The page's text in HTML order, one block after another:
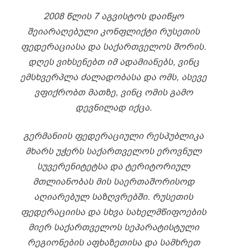
2008 ᲬᲚᲘᲡ 7 ᲐᲒᲕᲘᲡᲢᲝᲡ ᲓᲐᲘᲬᲧᲝ
ᲨᲔᲘᲐᲠᲐᲦᲔᲑᲣᲚᲘ ᲙᲝᲜᲤᲚᲘᲥᲢᲘ ᲠᲣᲡᲔᲗᲘᲡ
ᲤᲔᲓᲔᲠᲐᲪᲘᲐᲡᲐ ᲓᲐ ᲡᲐᲥᲐᲠᲗᲕᲔᲚᲝᲡ ᲨᲝᲠᲘᲡ.
ᲓᲦᲔᲡ ᲕᲘᲮᲡᲔᲜᲔᲑᲗ ᲘᲛ ᲐᲓᲐᲛᲘᲐᲜᲔᲑᲡ, ᲕᲘᲜᲪ
ᲔᲛᲡᲮᲕᲔᲠᲞᲚᲐ ᲫᲐᲚᲐᲓᲝᲑᲐᲡᲐ ᲓᲐ ᲝᲛᲡ, ᲐᲡᲔᲕᲔ
ᲕᲤᲘᲥᲠᲝᲑᲗ ᲛᲐᲗᲖᲔ, ᲕᲘᲜᲪ ᲝᲛᲘᲡ ᲒᲐᲛᲝ
ᲓᲔᲕᲜᲘᲚᲐᲓ ᲘᲥᲪᲐ.
ᲒᲔᲠᲛᲐᲜᲘᲘᲡ ᲤᲔᲓᲔᲠᲐᲪᲘᲣᲚᲘ ᲠᲔᲡᲞᲣᲑᲚᲘᲙᲐ
ᲛᲮᲐᲠᲡ ᲣᲭᲔᲠᲡ ᲡᲐᲥᲐᲠᲗᲕᲔᲚᲝᲡ ᲔᲠᲝᲕᲜᲣᲚ
ᲡᲣᲕᲔᲠᲔᲜᲘᲢᲔᲢᲡᲐ ᲓᲐ ᲢᲔᲠᲘᲢᲝᲠᲘᲣᲚ
ᲛᲗᲚᲘᲐᲜᲝᲑᲐᲡ ᲛᲘᲡ ᲡᲐᲔᲠᲗᲐᲨᲝᲠᲘᲡᲝᲓ
ᲐᲦᲘᲐᲠᲔᲑᲣᲚ ᲡᲐᲖᲦᲕᲠᲔᲑᲨᲘ. ᲠᲣᲡᲔᲗᲘᲡ
ᲤᲔᲓᲔᲠᲐᲪᲘᲘᲡᲐ ᲓᲐ ᲡᲮᲕᲐ ᲡᲐᲮᲔᲚᲛᲬᲘᲤᲝᲔᲑᲘᲡ
ᲛᲘᲔᲠ ᲡᲐᲥᲐᲠᲗᲕᲔᲚᲝᲡ ᲡᲔᲞᲐᲠᲐᲢᲘᲡᲢᲣᲚᲘ
ᲠᲔᲒᲘᲝᲜᲔᲑᲘᲡ ᲐᲤᲮᲐᲖᲔᲗᲘᲡᲐ ᲓᲐ ᲡᲐᲛᲮᲠᲔᲗ